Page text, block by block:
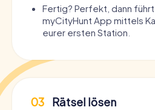
Fertig? Perfekt, dann
myCityHunt App mittels
eurer ersten Station.
03 Rätsel lösen